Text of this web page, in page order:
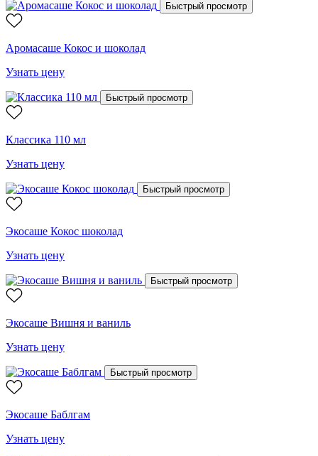
Быстрый просмотр
Аромасаше Кокос и шоколад
Узнать цену
Быстрый просмотр
Классика 110 мл
Узнать цену
Быстрый просмотр
Экосаше Кокос шоколад
Узнать цену
Быстрый просмотр
Экосаше Вишня и ваниль
Узнать цену
Быстрый просмотр
Экосаше Баблгам
Узнать цену